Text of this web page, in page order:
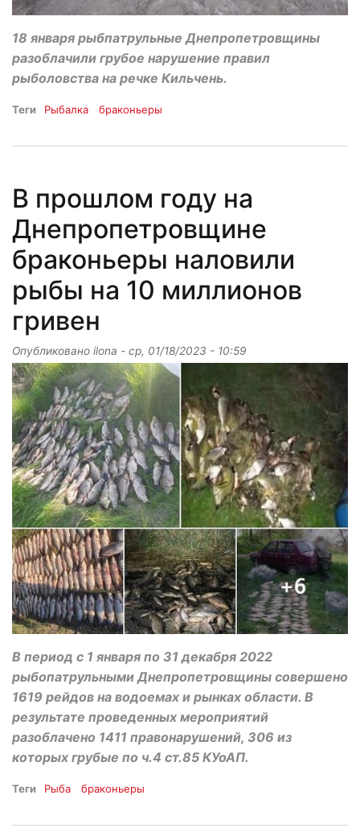
18 января рыбпатрульные Днепропетровщины
разоблачили грубое нарушение правил
рыболовства на речке Кильчень.
Теги Рыбалка браконьеры
В прошлом году на
Днепропетровщине
браконьеры наловили
рыбы на 10 миллионов
гривен
Опубликовано ilona - ср, 01/18/2023 - 10:59
В период с 1 января по 31 декабря 2022
рыбопатрульными Днепропетровщины совершено
1619 рейдов на водоемах и рынках области. В
результате проведенных мероприятий
разоблачено 1411 правонарушений, 306 из
которых грубые по ч.4 ст.85 КУоАП.
Теги Рыба браконьеры